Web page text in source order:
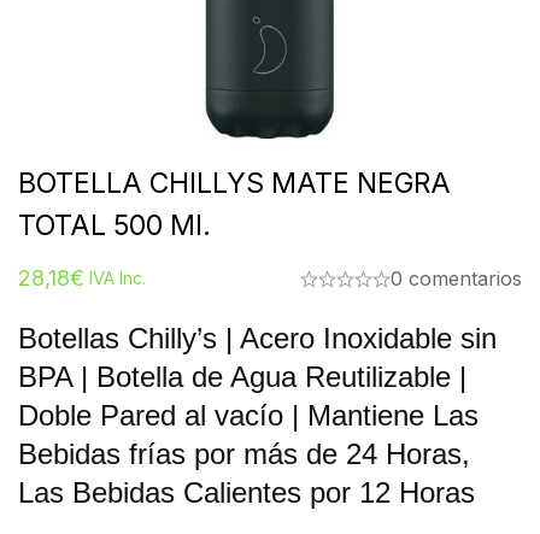
BOTELLA CHILLYS MATE NEGRA
TOTAL 500 Ml.
28,18€ IVA Inc. 0 comentarios
Botellas Chilly’s | Acero Inoxidable sin
BPA | Botella de Agua Reutilizable |
Doble Pared al vacío | Mantiene Las
Bebidas frías por más de 24 Horas,
Las Bebidas Calientes por 12 Horas